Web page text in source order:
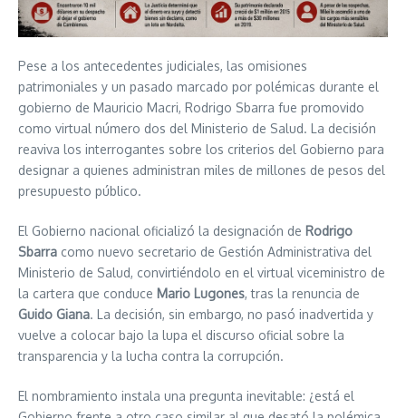
Pese a los antecedentes judiciales, las omisiones
patrimoniales y un pasado marcado por polémicas durante el
gobierno de Mauricio Macri, Rodrigo Sbarra fue promovido
como virtual número dos del Ministerio de Salud. La decisión
reaviva los interrogantes sobre los criterios del Gobierno para
designar a quienes administran miles de millones de pesos del
presupuesto público.
El Gobierno nacional oficializó la designación de Rodrigo
Sbarra como nuevo secretario de Gestión Administrativa del
Ministerio de Salud, convirtiéndolo en el virtual viceministro de
la cartera que conduce Mario Lugones, tras la renuncia de
Guido Giana. La decisión, sin embargo, no pasó inadvertida y
vuelve a colocar bajo la lupa el discurso oficial sobre la
transparencia y la lucha contra la corrupción.
El nombramiento instala una pregunta inevitable: ¿está el